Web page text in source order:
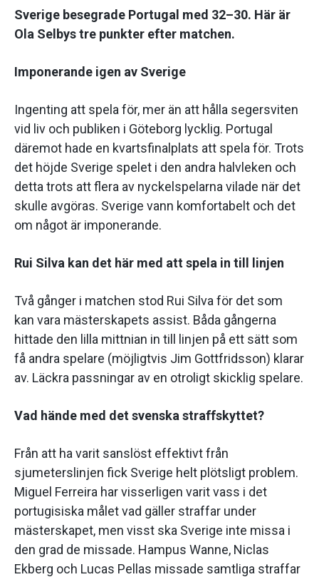
Sverige besegrade Portugal med 32–30. Här är
Ola Selbys tre punkter efter matchen.
Imponerande igen av Sverige
Ingenting att spela för, mer än att hålla segersviten
vid liv och publiken i Göteborg lycklig. Portugal
däremot hade en kvartsfinalplats att spela för. Trots
det höjde Sverige spelet i den andra halvleken och
detta trots att flera av nyckelspelarna vilade när det
skulle avgöras. Sverige vann komfortabelt och det
om något är imponerande.
Rui Silva kan det här med att spela in till linjen
Två gånger i matchen stod Rui Silva för det som
kan vara mästerskapets assist. Båda gångerna
hittade den lilla mittnian in till linjen på ett sätt som
få andra spelare (möjligtvis Jim Gottfridsson) klarar
av. Läckra passningar av en otroligt skicklig spelare.
Vad hände med det svenska straffskyttet?
Från att ha varit sanslöst effektivt från
sjumeterslinjen fick Sverige helt plötsligt problem.
Miguel Ferreira har visserligen varit vass i det
portugisiska målet vad gäller straffar under
mästerskapet, men visst ska Sverige inte missa i
den grad de missade. Hampus Wanne, Niclas
Ekberg och Lucas Pellas missade samtliga straffar